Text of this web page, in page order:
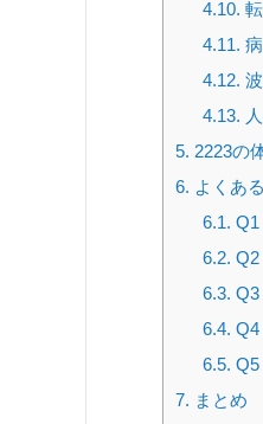
4.10.
4.11.
4.12.
4.13.
5. 2223の
6. よくあ
6.1. Q1
6.2. Q2
6.3.
6.4. Q4
6.5. Q5
7. まとめ